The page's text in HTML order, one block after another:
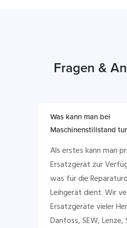
Fragen &
Was kann man bei
Maschinenstillstand
Als erstes kann man
Ersatzgerät zur
was für die
Leihgerät dient. Wir
Ersatzgeräte vieler
Danfoss, SEW, Lenze,